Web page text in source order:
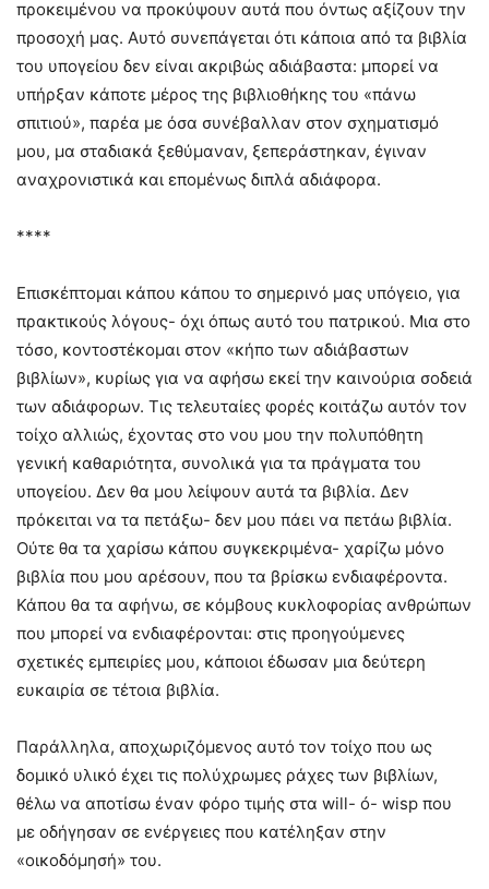
προκειμένου να προκύψουν αυτά που όντως αξίζουν την
προσοχή μας. Αυτό συνεπάγεται ότι κάποια από τα βιβλία
του υπογείου δεν είναι ακριβώς αδιάβαστα: μπορεί να
υπήρξαν κάποτε μέρος της βιβλιοθήκης του «πάνω
σπιτιού», παρέα με όσα συνέβαλλαν στον σχηματισμό
μου, μα σταδιακά ξεθύμαναν, ξεπεράστηκαν, έγιναν
αναχρονιστικά και επομένως διπλά αδιάφορα.
****
Επισκέπτομαι κάπου κάπου το σημερινό μας υπόγειο, για
πρακτικούς λόγους- όχι όπως αυτό του πατρικού. Μια στο
τόσο, κοντοστέκομαι στον «κήπο των αδιάβαστων
βιβλίων», κυρίως για να αφήσω εκεί την καινούρια σοδειά
των αδιάφορων. Τις τελευταίες φορές κοιτάζω αυτόν τον
τοίχο αλλιώς, έχοντας στο νου μου την πολυπόθητη
γενική καθαριότητα, συνολικά για τα πράγματα του
υπογείου. Δεν θα μου λείψουν αυτά τα βιβλία. Δεν
πρόκειται να τα πετάξω- δεν μου πάει να πετάω βιβλία.
Ούτε θα τα χαρίσω κάπου συγκεκριμένα- χαρίζω μόνο
βιβλία που μου αρέσουν, που τα βρίσκω ενδιαφέροντα.
Κάπου θα τα αφήνω, σε κόμβους κυκλοφορίας ανθρώπων
που μπορεί να ενδιαφέρονται: στις προηγούμενες
σχετικές εμπειρίες μου, κάποιοι έδωσαν μια δεύτερη
ευκαιρία σε τέτοια βιβλία.
Παράλληλα, αποχωριζόμενος αυτό τον τοίχο που ως
δομικό υλικό έχει τις πολύχρωμες ράχες των βιβλίων,
θέλω να αποτίσω έναν φόρο τιμής στα will- ó- wisp που
με οδήγησαν σε ενέργειες που κατέληξαν στην
«οικοδόμησή» του.